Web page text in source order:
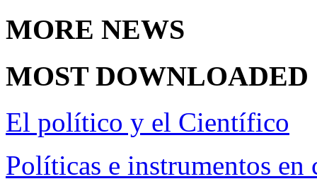
MORE NEWS
MOST DOWNLOADED
El político y el Científico
Políticas e instrumentos